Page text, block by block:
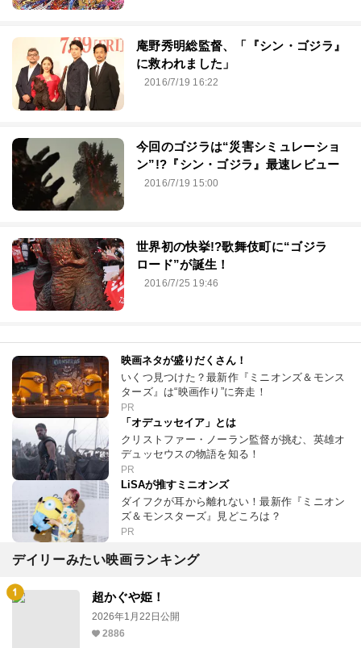
庵野秀明総監督、「『シン・ゴジラ』
に救われました」
2016/7/19 16:22
今回のゴジラは“災害シミュレーショ
ン”!?『シン・ゴジラ』最速レビュー
2016/7/19 15:00
世界初の快挙!?歌舞伎町に“ゴジラ
ロード”が誕生！
2016/7/25 19:46
映画ネタが盛りだくさん！
いくつ見つけた？最新作『ミニオンズ＆モンス
ターズ』は“映画作り”に奔走！
PR
「オデュッセイア」とは
クリストファー・ノーラン監督が挑む、英雄オ
デュッセウスの物語を知る！
PR
LiSAが推すミニオンズ
ダイフクが耳から離れない！最新作『ミニオン
ズ＆モンスターズ』見どころは？
PR
デイリーみたい映画ランキング
超かぐや姫！
2026年1月22日公開
2886